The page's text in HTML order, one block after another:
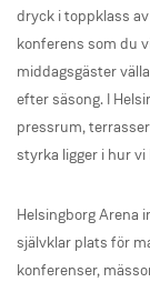
dryck i toppklass
konferens som du
middagsgäster
efter säsong. I
pressrum,
styrka ligger i hur
Helsingborg Arena
självklar plats för
konferenser,